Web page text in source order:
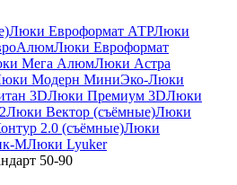
Люки Евроформат АТРЛюки
Люки Евроформат
Мега АлюмЛюки Астра
Модерн МиниЭко-Люки
3DЛюки Премиум 3DЛюки
Люки Вектор (съёмные)Люки
2.0 (съёмные)Люки
МЛюки Lyuker
50-90